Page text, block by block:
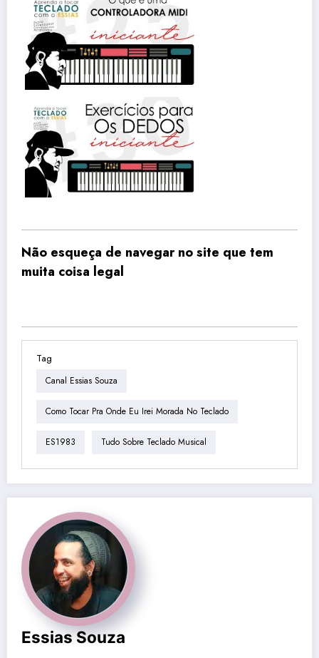
Não esqueça de navegar no site que tem
muita coisa legal
Tag
Canal Essias Souza
Como Tocar Pra Onde Eu Irei Morada No Teclado
ES1983 Tudo Sobre Teclado Musical
Essias Souza